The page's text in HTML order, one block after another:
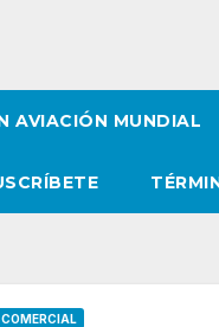
AVIACIÓN MUNDIAL